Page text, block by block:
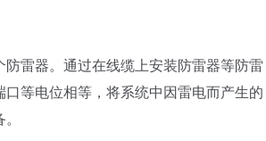
雷器。通过在线缆上安装防雷器等防雷
等电位相等，将系统中因雷电而产生的